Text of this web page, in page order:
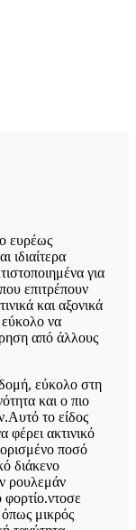
ευρέως
ιδιαίτερα
για
επιτρέπουν
και αξονικά
εύκολο να
από άλλους
εύκολο στη
και ο πιο
το είδος
φέρει ακτινικό
ποσό
διάκενο
ρουλεμάν
σε
μικρός